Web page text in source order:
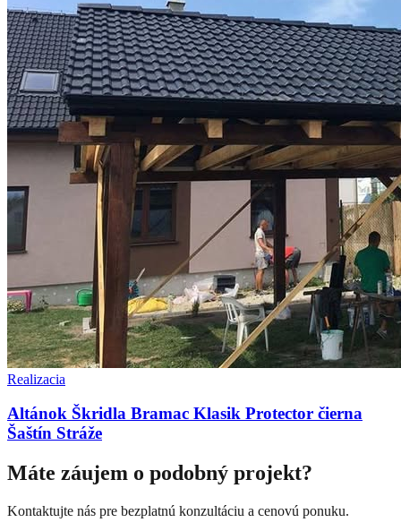
Realizacia
Altánok Škridla Bramac Klasik Protector čierna
Šaštín Stráže
Máte záujem o podobný projekt?
Kontaktujte nás pre bezplatnú konzultáciu a cenovú ponuku.